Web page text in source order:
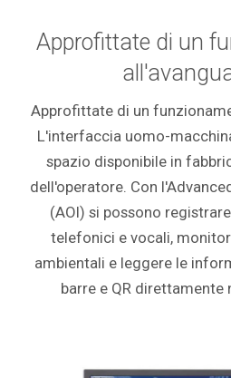
Approfittate di un
Approfittate di un
L'interfaccia uomo-
spazio disponibile in
dell'operatore. Con
(AOI) si possono
telefonici e vocali,
ambientali e leggere le
barre e QR direttamente